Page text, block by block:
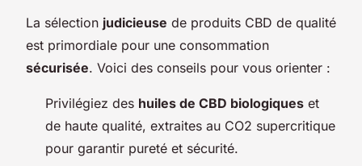
La sélection judicieuse de produits CBD de qualité
est primordiale pour une consommation
sécurisée. Voici des conseils pour vous orienter :
Privilégiez des huiles de CBD biologiques et
de haute qualité, extraites au CO2 supercritique
pour garantir pureté et sécurité.